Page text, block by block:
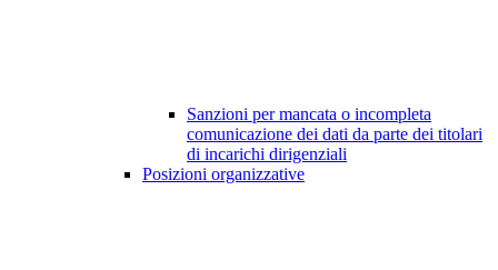
Sanzioni per mancata o incompleta
comunicazione dei dati da parte dei titolari
di incarichi dirigenziali
Posizioni organizzative